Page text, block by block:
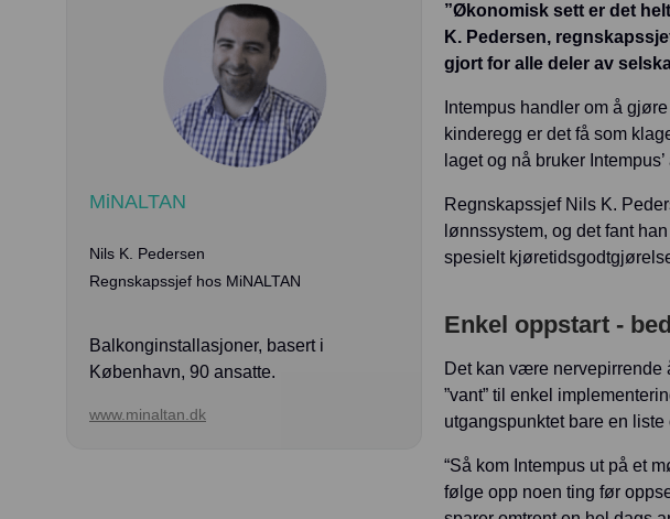
MiNALTAN
Nils K. Pedersen
Regnskapssjef hos MiNALTAN
Balkonginstallasjoner, basert i
København, 90 ansatte.
www.minaltan.dk
”Økonomisk sett er det
K. Pedersen,
gjort for alle deler av
Intempus handler om å
kinderegg er det få som
laget og nå bruker
Regnskapssjef Nils K.
lønnssystem, og det fant
spesielt
Enkel oppstart -
Det kan være nervepirrende
”vant” til enkel
utgangspunktet bare en liste
“Så kom Intempus ut på et
følge opp noen ting før